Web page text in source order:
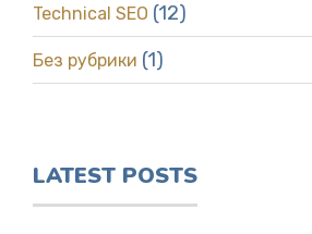
Technical SEO (12)
Без рубрики (1)
LATEST POSTS